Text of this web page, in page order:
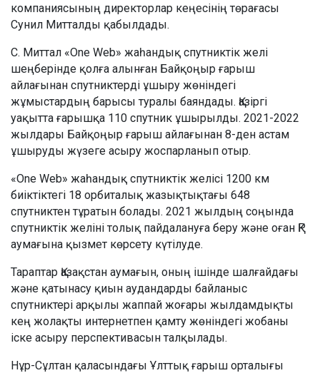
компаниясының директорлар кеңесінің төрағасы
Сунил Митталды қабылдады.
С. Миттал «One Web» жаһандық спутниктік желі
шеңберінде қолға алынған Байқоңыр ғарыш
айлағынан спутниктерді ұшыру жөніндегі
жұмыстардың барысы туралы баяндады. Қазіргі
уақытта ғарышқа 110 спутник ұшырылды. 2021-2022
жылдары Байқоңыр ғарыш айлағынан 8-ден астам
ұшыруды жүзеге асыру жоспарланып отыр.
«One Web» жаһандық спутниктік желісі 1200 км
биіктіктегі 18 орбиталық жазықтықтағы 648
спутниктен тұратын болады. 2021 жылдың соңында
спутниктік желіні толық пайдалануға беру және оған ҚР
аумағына қызмет көрсету күтілуде.
Тараптар Қазақстан аумағын, оның ішінде шалғайдағы
және қатынасу қиын аудандарды байланыс
спутниктері арқылы жаппай жоғары жылдамдықты
кең жолақты интернетпен қамту жөніндегі жобаны
іске асыру перспективасын талқылады.
Нұр-Сұлтан қаласындағы Ұлттық ғарыш орталығы